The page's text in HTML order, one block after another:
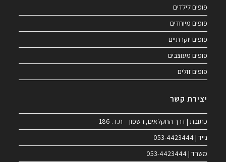
פופים לילדים
פופים מיוחדים
פופים יוקרתיים
פופים מעוצבים
פופים זולים
יצירת קשר
כתובת | דרך החקלאים, רשפון – ת.ד. 186
נייד | 053-4423444
משרד | 053-4423444